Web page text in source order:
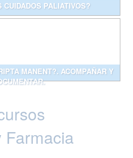
CUIDADOS PALIATIVOS?
MANENT?. ACOMPAÑAR Y
Farmacia